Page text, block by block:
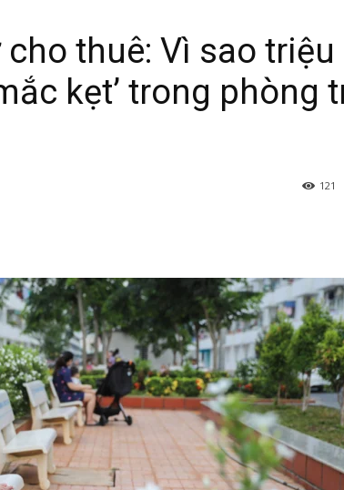
thuê: Vì sao triệu
kẹt’ trong phòng
121